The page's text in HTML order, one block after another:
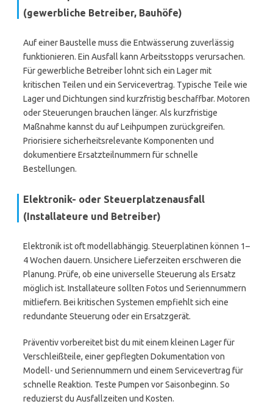
(gewerbliche Betreiber, Bauhöfe)
Auf einer Baustelle muss die Entwässerung zuverlässig
funktionieren. Ein Ausfall kann Arbeitsstopps verursachen.
Für gewerbliche Betreiber lohnt sich ein Lager mit
kritischen Teilen und ein Servicevertrag. Typische Teile wie
Lager und Dichtungen sind kurzfris­tig beschaffbar. Motoren
oder Steuerungen brauchen länger. Als kurzfristige
Maßnahme kannst du auf Leihpumpen zurückgreifen.
Priorisiere sicherheitsrelevante Komponenten und
dokumentiere Ersatzteilnummern für schnelle
Bestellungen.
Elektronik- oder Steuerplatzenausfall
(Installateure und Betreiber)
Elektronik ist oft modellabhängig. Steuerplatinen können 1–
4 Wochen dauern. Unsichere Lieferzeiten erschweren die
Planung. Prüfe, ob eine universelle Steuerung als Ersatz
möglich ist. Installateure sollten Fotos und Seriennummern
mitliefern. Bei kritischen Systemen empfiehlt sich eine
redundante Steuerung oder ein Ersatzgerät.
Präventiv vorbereitet bist du mit einem kleinen Lager für
Verschleißteile, einer gepflegten Dokumentation von
Modell- und Seriennummern und einem Servicevertrag für
schnelle Reaktion. Teste Pumpen vor Saisonbeginn. So
reduzierst du Ausfallzeiten und Kosten.